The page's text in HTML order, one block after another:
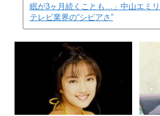
眠が3ヶ月続くことも…」中山エミ
テレビ業界の“シビアさ”